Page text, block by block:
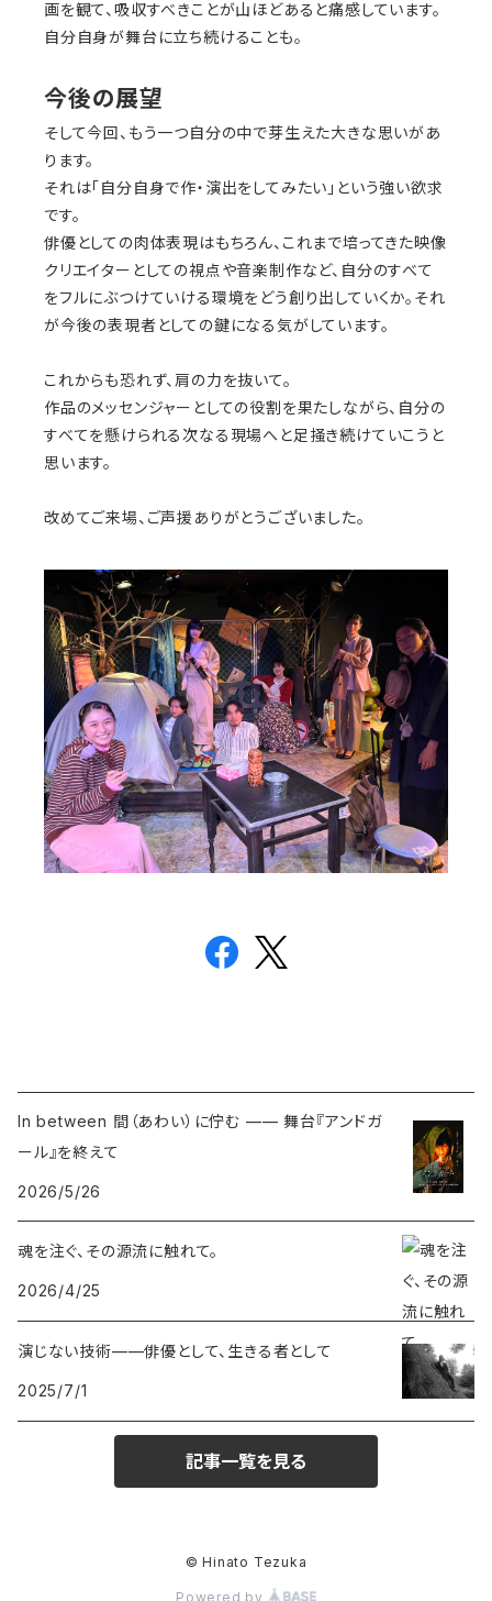
画を観て、吸収すべきことが山ほどあると痛感しています。
自分自身が舞台に立ち続けることも。
今後の展望
そして今回、もう一つ自分の中で芽生えた大きな思いがあ
ります。
それは「自分自身で作・演出をしてみたい」という強い欲求
です。
俳優としての肉体表現はもちろん、これまで培ってきた映像
クリエイターとしての視点や音楽制作など、自分のすべて
をフルにぶつけていける環境をどう創り出していくか。それ
が今後の表現者としての鍵になる気がしています。
これからも恐れず、肩の力を抜いて。
作品のメッセンジャーとしての役割を果たしながら、自分の
すべてを懸けられる次なる現場へと足掻き続けていこうと
思います。
改めてご来場、ご声援ありがとうございました。
In between 間（あわい）に佇む —— 舞台『アンドガ
ール』を終えて
2026/5/26
魂を注ぐ、その源流に触れて。
2026/4/25
演じない技術——俳優として、生きる者として
2025/7/1
記事一覧を見る
© Hinato Tezuka
Powered by